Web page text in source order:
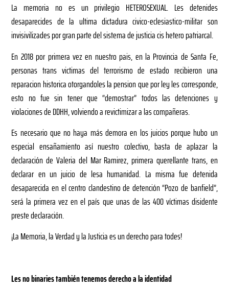
La memoria no es un privilegio HETEROSEXUAL. Les detenides
desaparecides de la ultima dictadura civico-eclesiastico-militar son
invisivilizades por gran parte del sistema de justicia cis hetero patriarcal.
En 2018 por primera vez en nuestro pais, en la Provincia de Santa Fe,
personas trans victimas del terrorismo de estado recibieron una
reparacion historica otorgandoles la pension que por ley les corresponde,
esto no fue sin tener que “demostrar” todos las detenciones y
violaciones de DDHH, volviendo a revictimizar a las compañeras.
Es necesario que no haya más demora en los juicios porque hubo un
especial ensañamiento así nuestro colectivo, basta de aplazar la
declaración de Valeria del Mar Ramirez, primera querellante trans, en
declarar en un juicio de lesa humanidad. La misma fue detenida
desaparecida en el centro clandestino de detención “Pozo de banfield”,
será la primera vez en el país que unas de las 400 víctimas disidente
preste declaración.
¡La Memoria, la Verdad y la Justicia es un derecho para todes!
Les no binaries también tenemos derecho a la identidad